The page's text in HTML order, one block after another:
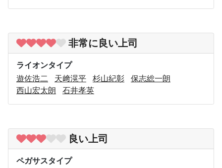
非常に良い上司
ライオンタイプ
遊佐浩二
天﨑滉平 杉山紀彰
保志総一朗
西山宏太朗
石井孝英
良い上司
ペガサスタイプ